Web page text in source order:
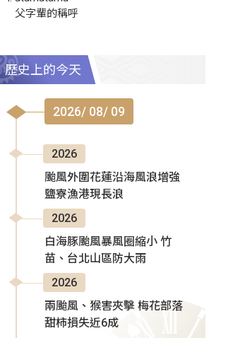
父字輩的稱呼
歷史上的今天
2026/ 08/ 09
2026
颱風外圍花蓮沿海風浪增強
鹽寮漁港現長浪
2026
白海豚颱風暴風圈縮小 竹
苗、台北山區防大雨
2026
兩颱風、猴害夾擊 梅花部落
甜柿損失近6成